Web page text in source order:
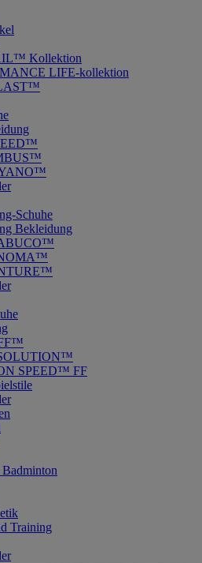
Kollektion
LIFE-kollektion
Schuhe
Bekleidung
SPEED™ FF
Training